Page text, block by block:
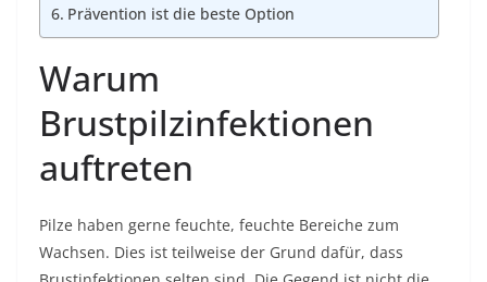
Prävention ist die beste Option
Warum
Brustpilzinfektionen
auftreten
Pilze haben gerne feuchte, feuchte Bereiche zum
Wachsen. Dies ist teilweise der Grund dafür, dass